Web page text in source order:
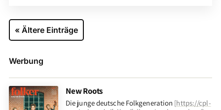
« Ältere Einträge
Werbung
New Roots
Die junge deutsche Folkgeneration [https://cpl-